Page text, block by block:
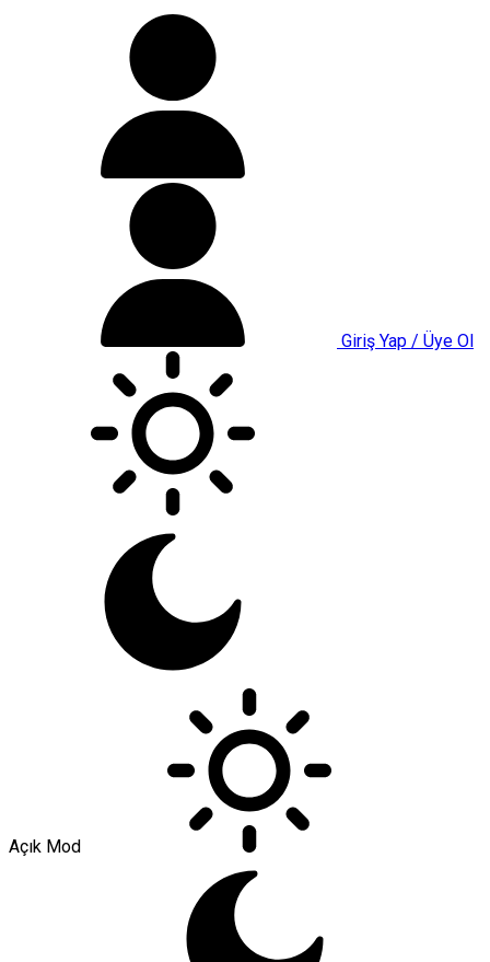
Giriş Yap / Üye Ol
Açık Mod